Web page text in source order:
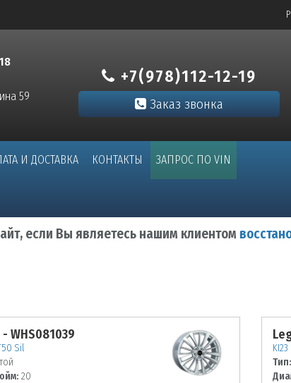
59
+7(978)112-12-19
Заказ звонка
И ДОСТАВКА КОНТАКТЫ ЗАПРОС ПО VIN
если Вы являетесь нашим клиентом
WHS081039
Sil
20
KI23
Тип: